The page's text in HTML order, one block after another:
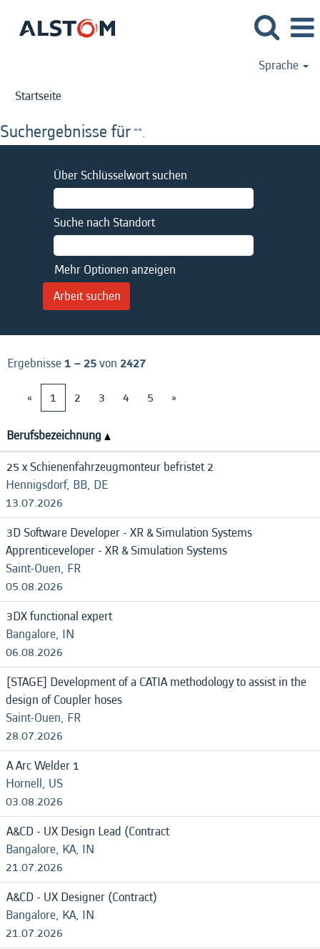
Sprache
Startseite
Suchergebnisse für "".
Über Schlüsselwort suchen
Suche nach Standort
Mehr Optionen anzeigen
Ergebnisse1 – 25von 2427
«
1 2 3 4 5 »
Berufsbezeichnung
25 x Schienenfahrzeugmonteur befristet 2
Hennigsdorf, BB, DE
13.07.2026
3D Software Developer - XR & Simulation Systems
Apprenticeveloper - XR & Simulation Systems
Saint-Ouen, FR
05.08.2026
3DX functional expert
Bangalore, IN
06.08.2026
[STAGE] Development of a CATIA methodology to assist in the
design of Coupler hoses
Saint-Ouen, FR
28.07.2026
A Arc Welder 1
Hornell, US
03.08.2026
A&CD - UX Design Lead (Contract
Bangalore, KA, IN
21.07.2026
A&CD - UX Designer (Contract)
Bangalore, KA, IN
21.07.2026